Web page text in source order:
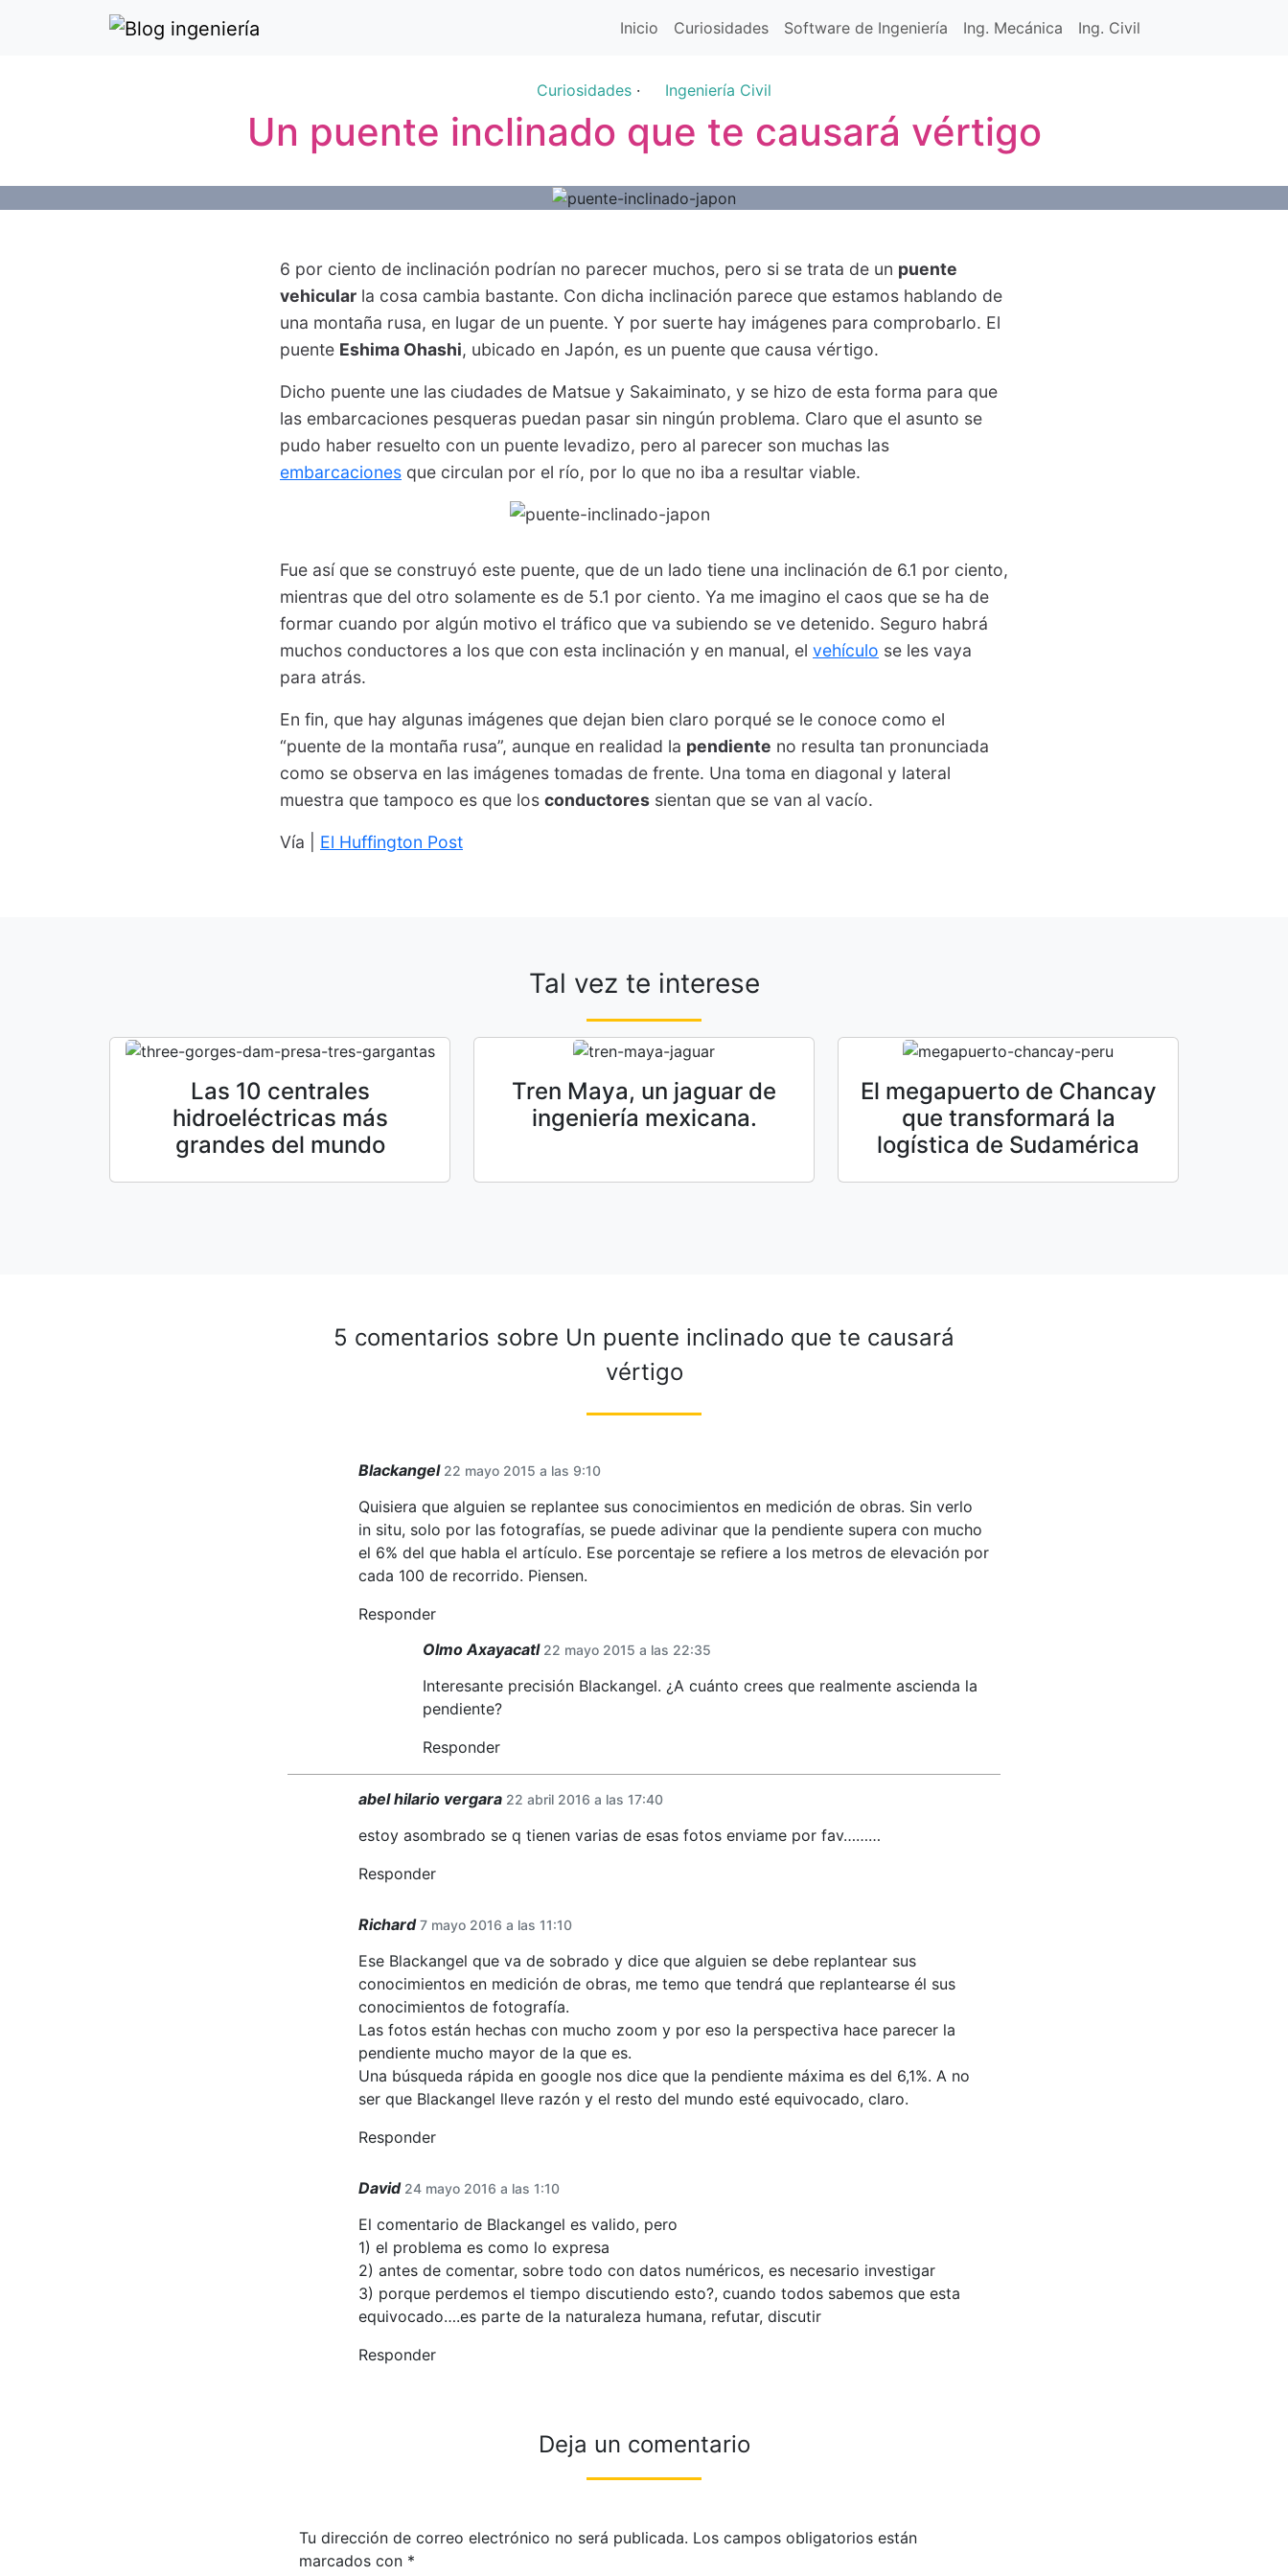
Inicio Curiosidades Software de Ingeniería Ing. Mecánica Ing. Civil
Curiosidades · Ingeniería Civil
Un puente inclinado que te causará vértigo
6 por ciento de inclinación podrían no parecer muchos, pero si se trata de un puente
vehicular la cosa cambia bastante. Con dicha inclinación parece que estamos hablando de
una montaña rusa, en lugar de un puente. Y por suerte hay imágenes para comprobarlo. El
puente Eshima Ohashi, ubicado en Japón, es un puente que causa vértigo.
Dicho puente une las ciudades de Matsue y Sakaiminato, y se hizo de esta forma para que
las embarcaciones pesqueras puedan pasar sin ningún problema. Claro que el asunto se
pudo haber resuelto con un puente levadizo, pero al parecer son muchas las
embarcaciones que circulan por el río, por lo que no iba a resultar viable.
Fue así que se construyó este puente, que de un lado tiene una inclinación de 6.1 por ciento,
mientras que del otro solamente es de 5.1 por ciento. Ya me imagino el caos que se ha de
formar cuando por algún motivo el tráfico que va subiendo se ve detenido. Seguro habrá
muchos conductores a los que con esta inclinación y en manual, el vehículo se les vaya
para atrás.
En fin, que hay algunas imágenes que dejan bien claro porqué se le conoce como el
“puente de la montaña rusa”, aunque en realidad la pendiente no resulta tan pronunciada
como se observa en las imágenes tomadas de frente. Una toma en diagonal y lateral
muestra que tampoco es que los conductores sientan que se van al vacío.
Vía | El Huffington Post
Tal vez te interese
Las 10 centrales
hidroeléctricas más
grandes del mundo
Tren Maya, un jaguar de
ingeniería mexicana.
El megapuerto de Chancay
que transformará la
logística de Sudamérica
5 comentarios sobre Un puente inclinado que te causará
vértigo
Blackangel 22 mayo 2015 a las 9:10
Quisiera que alguien se replantee sus conocimientos en medición de obras. Sin verlo
in situ, solo por las fotografías, se puede adivinar que la pendiente supera con mucho
el 6% del que habla el artículo. Ese porcentaje se refiere a los metros de elevación por
cada 100 de recorrido. Piensen.
Responder
Olmo Axayacatl 22 mayo 2015 a las 22:35
Interesante precisión Blackangel. ¿A cuánto crees que realmente ascienda la
pendiente?
Responder
abel hilario vergara 22 abril 2016 a las 17:40
estoy asombrado se q tienen varias de esas fotos enviame por fav………
Responder
Richard 7 mayo 2016 a las 11:10
Ese Blackangel que va de sobrado y dice que alguien se debe replantear sus
conocimientos en medición de obras, me temo que tendrá que replantearse él sus
conocimientos de fotografía.
Las fotos están hechas con mucho zoom y por eso la perspectiva hace parecer la
pendiente mucho mayor de la que es.
Una búsqueda rápida en google nos dice que la pendiente máxima es del 6,1%. A no
ser que Blackangel lleve razón y el resto del mundo esté equivocado, claro.
Responder
David 24 mayo 2016 a las 1:10
El comentario de Blackangel es valido, pero
1) el problema es como lo expresa
2) antes de comentar, sobre todo con datos numéricos, es necesario investigar
3) porque perdemos el tiempo discutiendo esto?, cuando todos sabemos que esta
equivocado….es parte de la naturaleza humana, refutar, discutir
Responder
Deja un comentario
Tu dirección de correo electrónico no será publicada. Los campos obligatorios están
marcados con *